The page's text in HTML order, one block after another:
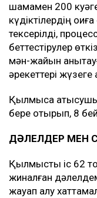
шамамен 200
күдіктілердің
тексерілді,
беттестірулер
мән-жайын
әрекеттері
Қылмысқа
бере отырып, 8
ДӘЛЕЛДЕР МЕН
Қылмыстық іс 62
жиналған
жауап алу